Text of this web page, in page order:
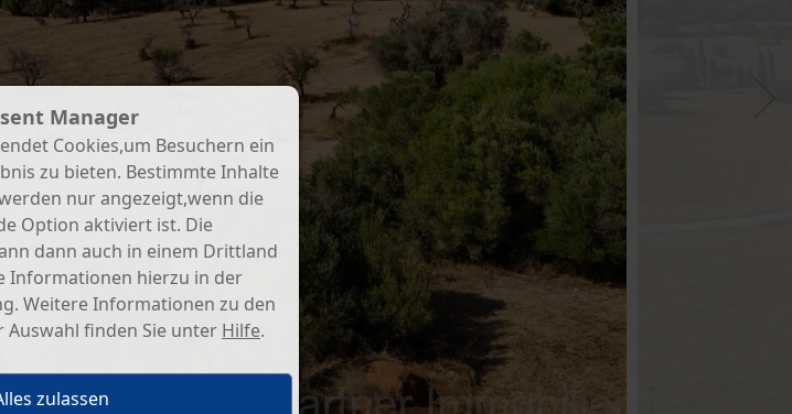
Manager
Cookies,um Besuchern ein
zu bieten. Bestimmte Inhalte
nur angezeigt,wenn die
Option aktiviert ist. Die
dann auch in einem Drittland
Informationen hierzu in der
Weitere Informationen zu den
finden Sie unter Hilfe.
Consent Manager
HILFE
Um fortfahren zu können,müssen Sie eine
Auswahl treffen. Nachfolgend erhalten Sie
Erläuterung der verschiedenen Optionen und
Bedeutung.
Alles zulassen:
Jedes Cookie wie z.B. Tracking- und Analytische-
sowie Drittanbieter-Inhalte.